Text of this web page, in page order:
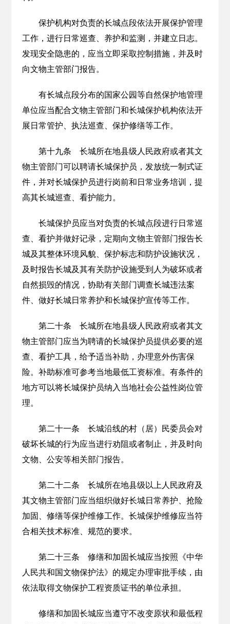
保护机构对负责的长城点段依法开展保护管理
工作，进行日常巡查、养护和监测，并建立日志。
发现安全隐患的，应当立即采取控制措施，并及时
向文物主管部门报告。
有长城点段分布的国家公园等自然保护地管理
单位应当配合文物主管部门和长城保护机构依法开
展日常管护、执法巡查、保护修缮等工作。
第十九条 长城所在地县级人民政府或者其文
物主管部门可以聘请长城保护员，发放统一制式证
件，并对长城保护员进行岗前和日常业务培训，提
高其长城巡查、看护能力。
长城保护员应当对负责的长城点段进行日常巡
查、看护并做好记录，定期向文物主管部门报告长
城及其整体环境风貌、保护标志和防护设施状况，
及时报告长城及其有关防护设施受到人为破坏或者
自然损毁的情况，协助有关部门调查长城违法案
件、做好长城日常养护和长城保护宣传等工作。
第二十条 长城所在地县级人民政府或者其文
物主管部门应当为聘请的长城保护员提供必要的巡
查、看护工具，给予适当补助，办理意外伤害保
险。补助标准可参考当地最低工资标准。有条件的
地方可以将长城保护员纳入当地社会公益性岗位管
理。
第二十一条 长城沿线的村（居）民委员会对
破坏长城的行为应当进行劝阻或者制止，并及时向
文物、公安等相关部门报告。
第二十二条 长城所在地县级以上人民政府及
其文物主管部门应当组织做好长城日常养护、抢险
加固、修缮等保护维修工作。长城保护维修应当符
合相关技术标准、规范的要求。
第二十三条 修缮和加固长城应当按照《中华
人民共和国文物保护法》的规定办理审批手续，由
依法取得文物保护工程资质证书的单位承担。
修缮和加固长城应当遵守不改变原状和最低程